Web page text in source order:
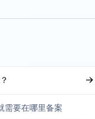
需要在哪里备案